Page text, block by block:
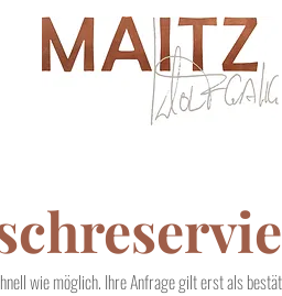
wie möglich. Ihre Anfrage gilt erst als